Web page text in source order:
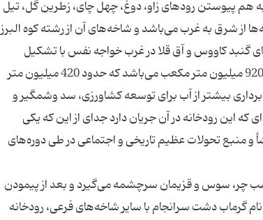
هم پیوستن رودهای زاو، دوغ، چهل چای، زطرین گل، تیل
از شرق به غرب می‌باشد و شاخه‌های آن از رشته كوه البرز
گنبد كاووس و آق قلا در غرب خواجه نفس با تشكیل
دلتای بزرگی به دریای مازندران می‌ریزد. متوسط آبدهی سالانه آن حدود 920 میلیون متر مكعب می‌باشد كه حدود 420 میلیون متر
بیشتر از آب برای توسعه كشاورزی، سد وشمگیر و
كه این رودخانه در آن جریان دارد جدای از این كه یكی
منبع تحولات عظیم تاریخی و اجتماعی در طی دوره‌های
رودخانه از ارتفاع 2900 متری كوه‌های اسب چر، سوس و قزیمان سرچشمه می‌گیرد و بعد از پیمودن
گرماب دشت سرانجام با سایر شاخه‌های فرعی، رودخانه